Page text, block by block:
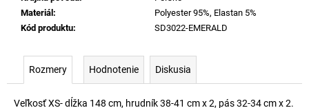
Materiál :
Polyester 95%, Elastan 5%
Kód produktu: SD3022-EMERALD
Rozmery Hodnotenie Diskusia
Veľkosť XS- dĺžka 148 cm, hrudník 38-41 cm x 2, pás 32-34 cm x 2.